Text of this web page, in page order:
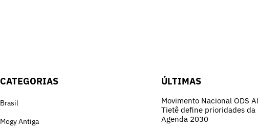
CATEGORIAS
Brasil
Mogy Antiga
ÚLTIMAS
Movimento Nacional ODS
Tietê define prioridades da
Agenda 2030